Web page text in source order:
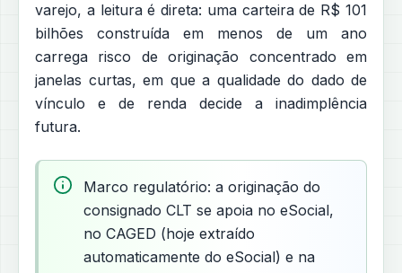
varejo, a leitura é direta: uma carteira de R$ 101
bilhões construída em menos de um ano
carrega risco de originação concentrado em
janelas curtas, em que a qualidade do dado de
vínculo e de renda decide a inadimplência
futura.
Marco regulatório: a originação do
consignado CLT se apoia no eSocial,
no CAGED (hoje extraído
automaticamente do eSocial) e na